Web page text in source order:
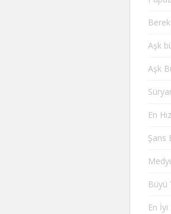
Aşk
Aşk
En
Şans
Büyü
En